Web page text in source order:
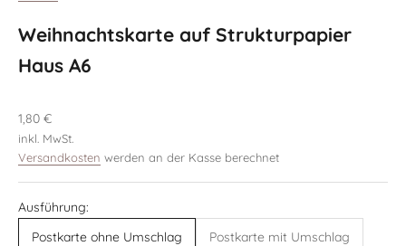
Weihnachtskarte auf Strukturpapier
Haus A6
Angebot
1,80 €
inkl. MwSt.
Versandkosten werden an der Kasse berechnet
Ausführung:
Postkarte ohne Umschlag
Postkarte mit Umschlag